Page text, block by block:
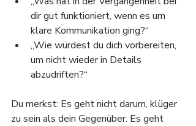
dir gut funktioniert, wenn es um
klare Kommunikation ging?“
„Wie würdest du dich vorbereiten,
um nicht wieder in Details
abzudriften?“
Du merkst: Es geht nicht darum, klüger
zu sein als dein Gegenüber. Es geht